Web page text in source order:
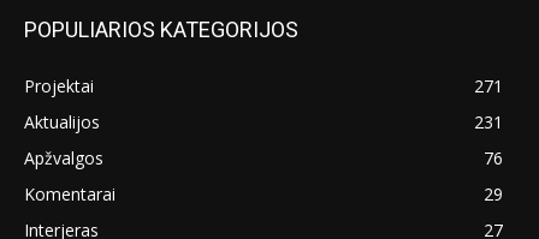
POPULIARIOS KATEGORIJOS
Projektai
271
Aktualijos
231
Apžvalgos
76
Komentarai
29
Interjeras
27